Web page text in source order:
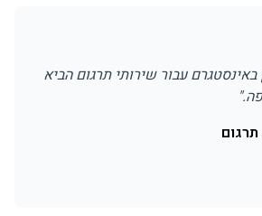
עבור שירותי תרגום הביא
"